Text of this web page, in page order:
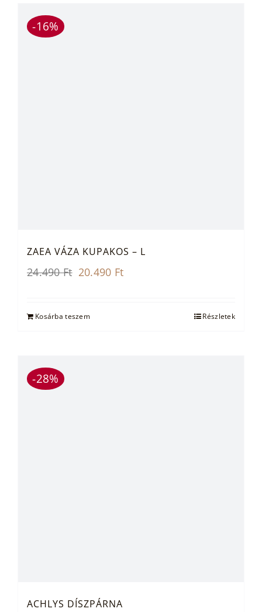
-16%
ZAEA VÁZA KUPAKOS – L
24.490Ft Original
24.490 Ft.
20.490 FtCurrent
Kosárba teszem Részletek
-28%
ACHLYS DÍSZPÁRNA